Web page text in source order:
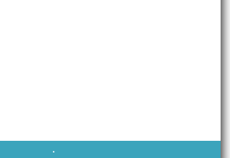
AVAIBLE EVERY DAY